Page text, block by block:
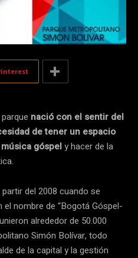
nació con el sentir del
de tener un espacio
góspely hacer de la
del 2008 cuando se
nombre de “Bogotá Góspel-
alrededor de 50.000
Simón Bolívar, todo
de la capital y la gestión